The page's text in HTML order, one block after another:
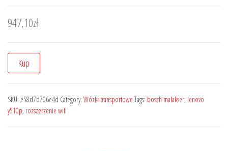
947,10zł
Kup
SKU: e58d7b706e4d Category: Wózki transportowe Tags: bosch malakser, lenovo
y510p, rozszerzenie wifi